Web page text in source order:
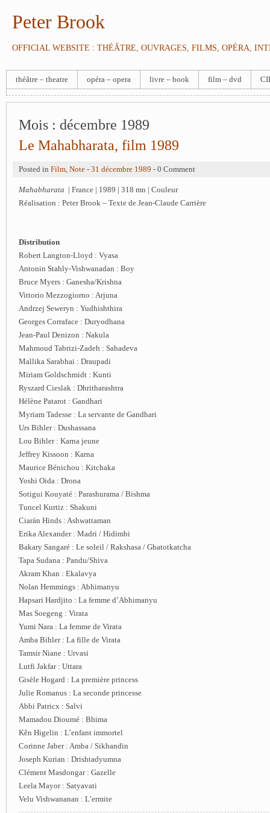
Peter Brook
OFFICIAL WEBSITE : THÉÂTRE, OUVRAGES, FILMS, OPÉRA,
théâtre – theatre opéra – opera livre – book film – dvd
Mois : décembre 1989
Le Mahabharata, film 1989
Posted in Film, Note - 31 décembre 1989 - 0 Comment
Mahabharata
| France | 1989 | 318 mn | Couleur
Réalisation : Peter Brook – Texte de Jean-Claude Carrière
Distribution
Robert Langton-Lloyd : Vyasa
Antonin Stahly-Vishwanadan : Boy
Bruce Myers : Ganesha/Krishna
Vittorio Mezzogiorno : Arjuna
Andrzej Seweryn : Yudhishthira
Georges Corraface : Duryodhana
Jean-Paul Denizon : Nakula
Mahmoud Tabrizi-Zadeh : Sahadeva
Mallika Sarabhai : Draupadi
Miriam Goldschmidt : Kunti
Ryszard Cieslak : Dhritharashtra
Hélène Patarot : Gandhari
Myriam Tadesse : La servante de Gandhari
Urs Bihler : Dushassana
Lou Bihler : Karna jeune
Jeffrey Kissoon : Karna
Maurice Bénichou : Kitchaka
Yoshi Oida : Drona
Sotigui Kouyaté : Parashurama / Bishma
Tuncel Kurtiz : Shakuni
Ciarán Hinds : Ashwattaman
Erika Alexander : Madri / Hidimbi
Bakary Sangaré : Le soleil / Rakshasa / Ghatotkatcha
Tapa Sudana : Pandu/Shiva
Akram Khan : Ekalavya
Nolan Hemmings : Abhimanyu
Hapsari Hardjito : La femme d’Abhimanyu
Mas Soegeng : Virata
Yumi Nara : La femme de Virata
Amba Bihler : La fille de Virata
Tamsir Niane : Urvasi
Lutfi Jakfar : Uttara
Gisèle Hogard : La première princess
Julie Romanus : La seconde princesse
Abbi Patricx : Salvi
Mamadou Dioumé : Bhima
Kên Higelin : L’enfant immortel
Corinne Jaber : Amba / Sikhandin
Joseph Kurian : Drishtadyumna
Clément Masdongar : Gazelle
Leela Mayor : Satyavati
Velu Vishwananan : L’ermite